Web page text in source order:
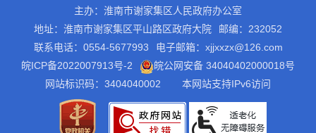
主办：淮南市谢家集区人民政府办公室
地址：淮南市谢家集区平山路区政府大院
邮编：232052
联系电话：0554-5677993
电子邮箱：xjjxxzx@126.com
皖ICP备2022007913号-2
皖公网安备 34040402000018号
网站标识码：3404040002
本网站支持IPv6访问